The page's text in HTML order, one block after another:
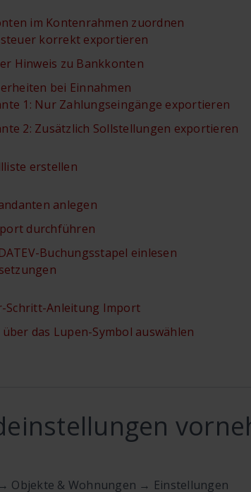
im Kontenrahmen zuordnen
korrekt exportieren
Hinweis zu Bankkonten
bei Einnahmen
1: Nur Zahlungseingänge exportieren
2: Zusätzlich Sollstellungen exportieren
erstellen
anlegen
durchführen
Buchungsstapel einlesen
Schritt-Anleitung Import
über das Lupen-Symbol auswählen
Objekte & Wohnungen → Einstellungen